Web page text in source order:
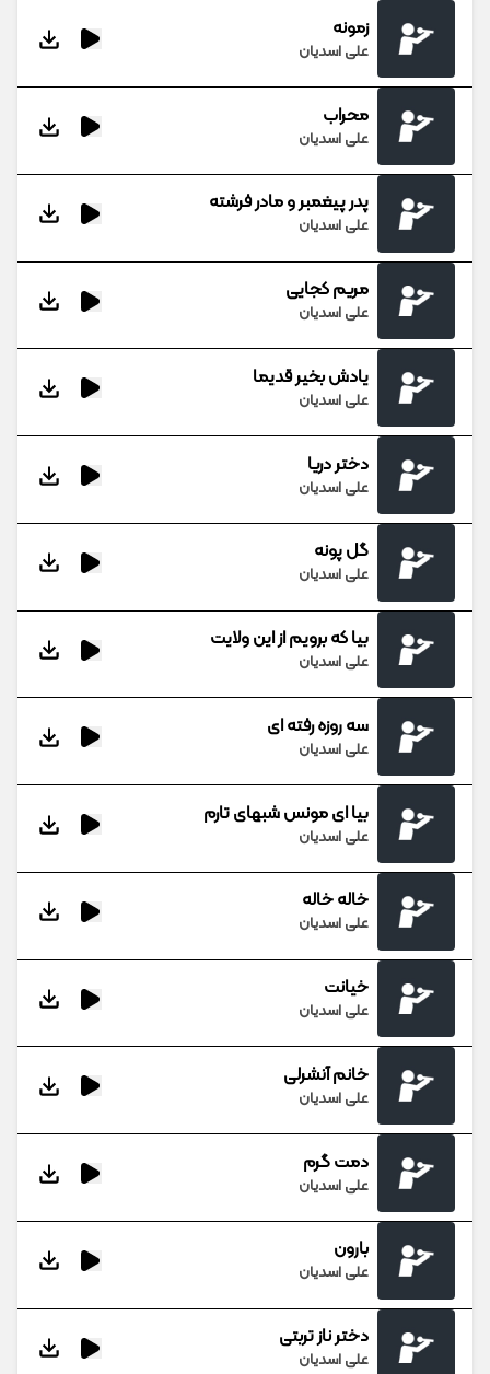
زمونه
علی اسدیان
محراب
علی اسدیان
پدر پیغمبر و مادر فرشته
علی اسدیان
مریم کجایی
علی اسدیان
یادش بخیر قدیما
علی اسدیان
دختر دریا
علی اسدیان
گل پونه
علی اسدیان
بیا که برویم از این ولایت
علی اسدیان
سه روزه رفته ای
علی اسدیان
بیا ای مونس شبهای تارم
علی اسدیان
خاله خاله
علی اسدیان
خیانت
علی اسدیان
خانم آنشرلی
علی اسدیان
دمت گرم
علی اسدیان
بارون
علی اسدیان
دختر ناز تربتی
علی اسدیان